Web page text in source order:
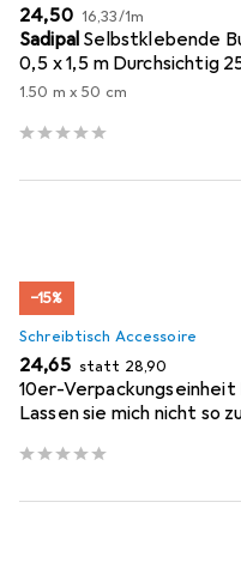
EUR
24,50 EUR
16,33/1m
Sadipal Selbstklebende
0,5 x 1,5 m Durchsichtig
1.50 m x 50 cm
−15%
Schreibtisch Accessoire
EUR
24,65 statt EUR
28,90
10er-Verpackungseinheit
Lassen sie mich nicht so